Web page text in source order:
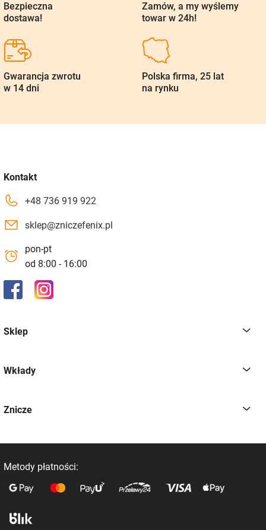
Bezpieczna
dostawa!
Zamów, a my wyślemy
towar w 24h!
Gwarancja zwrotu
w 14 dni
Polska firma, 25 lat
na rynku
Kontakt
+48 736 919 922
sklep@zniczefenix.pl
pon-pt
od 8:00 - 16:00
Sklep
Wkłady
Znicze
Metody płatności: